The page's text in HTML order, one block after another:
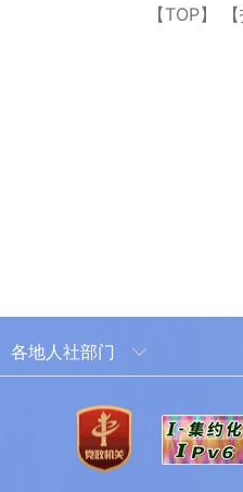
【TOP】
各地人社部门
伊犁哈萨克自治州
博尔塔拉蒙古自治州